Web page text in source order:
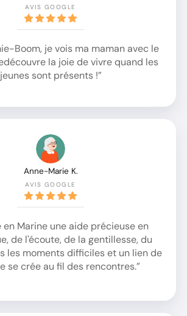
AVIS GOOGLE
Boom, je vois ma maman avec le
la joie de vivre quand les
jeunes sont présents !”
Anne-Marie K.
AVIS GOOGLE
en Marine une aide précieuse en
de l'écoute, de la gentillesse, du
les moments difficiles et un lien de
se crée au fil des rencontres.”